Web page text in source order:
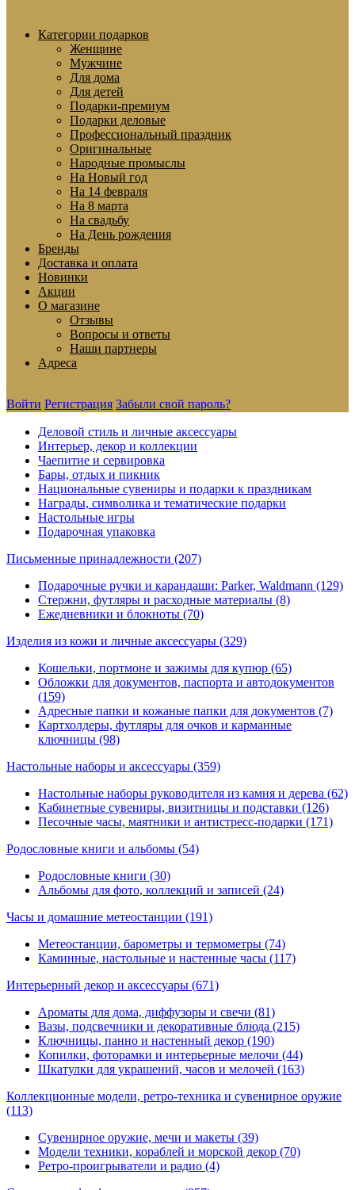
Категории подарков
Женщине
Мужчине
Для дома
Для детей
Подарки-премиум
Подарки деловые
Профессиональный праздник
Оригинальные
Народные промыслы
На Новый год
На 14 февраля
На 8 марта
На свадьбу
На День рождения
Бренды
Доставка и оплата
Новинки
Акции
О магазине
Отзывы
Вопросы и ответы
Наши партнеры
Адреса
Войти Регистрация Забыли свой пароль?
Деловой стиль и личные аксессуары
Интерьер, декор и коллекции
Чаепитие и сервировка
Бары, отдых и пикник
Национальные сувениры и подарки к праздникам
Награды, символика и тематические подарки
Настольные игры
Подарочная упаковка
Письменные принадлежности (207)
Подарочные ручки и карандаши: Parker, Waldmann (129)
Стержни, футляры и расходные материалы (8)
Ежедневники и блокноты (70)
Изделия из кожи и личные аксессуары (329)
Кошельки, портмоне и зажимы для купюр (65)
Обложки для документов, паспорта и автодокументов
(159)
Адресные папки и кожаные папки для документов (7)
Картхолдеры, футляры для очков и карманные
ключницы (98)
Настольные наборы и аксессуары (359)
Настольные наборы руководителя из камня и дерева (62)
Кабинетные сувениры, визитницы и подставки (126)
Песочные часы, маятники и антистресс-подарки (171)
Родословные книги и альбомы (54)
Родословные книги (30)
Альбомы для фото, коллекций и записей (24)
Часы и домашние метеостанции (191)
Метеостанции, барометры и термометры (74)
Каминные, настольные и настенные часы (117)
Интерьерный декор и аксессуары (671)
Ароматы для дома, диффузоры и свечи (81)
Вазы, подсвечники и декоративные блюда (215)
Ключницы, панно и настенный декор (190)
Копилки, фоторамки и интерьерные мелочи (44)
Шкатулки для украшений, часов и мелочей (163)
Коллекционные модели, ретро-техника и сувенирное оружие
(113)
Сувенирное оружие, мечи и макеты (39)
Модели техники, кораблей и морской декор (70)
Ретро-проигрыватели и радио (4)